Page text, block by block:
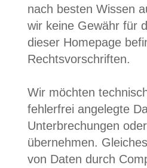
nach besten Wissen
wir keine Gewähr für
dieser Homepage
Rechtsvorschriften.
Wir möchten
fehlerfrei angelegte
Unterbrechungen
übernehmen.
von Daten durch